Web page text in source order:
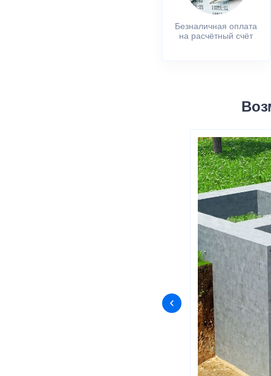
Безналичная оплата
на расчётный счёт